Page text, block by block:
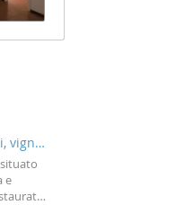
vigne
e